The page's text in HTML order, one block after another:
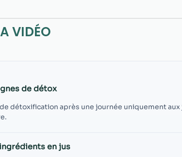
VIDÉO
de détox
détoxification après une journée uniquement aux
en jus